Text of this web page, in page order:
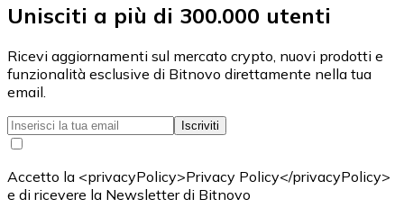
Unisciti a più di 300.000 utenti
Ricevi aggiornamenti sul mercato crypto, nuovi prodotti e
funzionalità esclusive di Bitnovo direttamente nella tua
email.
Iscriviti
Accetto la <privacyPolicy>Privacy Policy</privacyPolicy>
e di ricevere la Newsletter di Bitnovo